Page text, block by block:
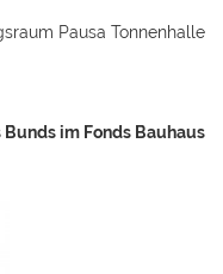
Pausa Tonnenhalle
im Fonds Bauhaus